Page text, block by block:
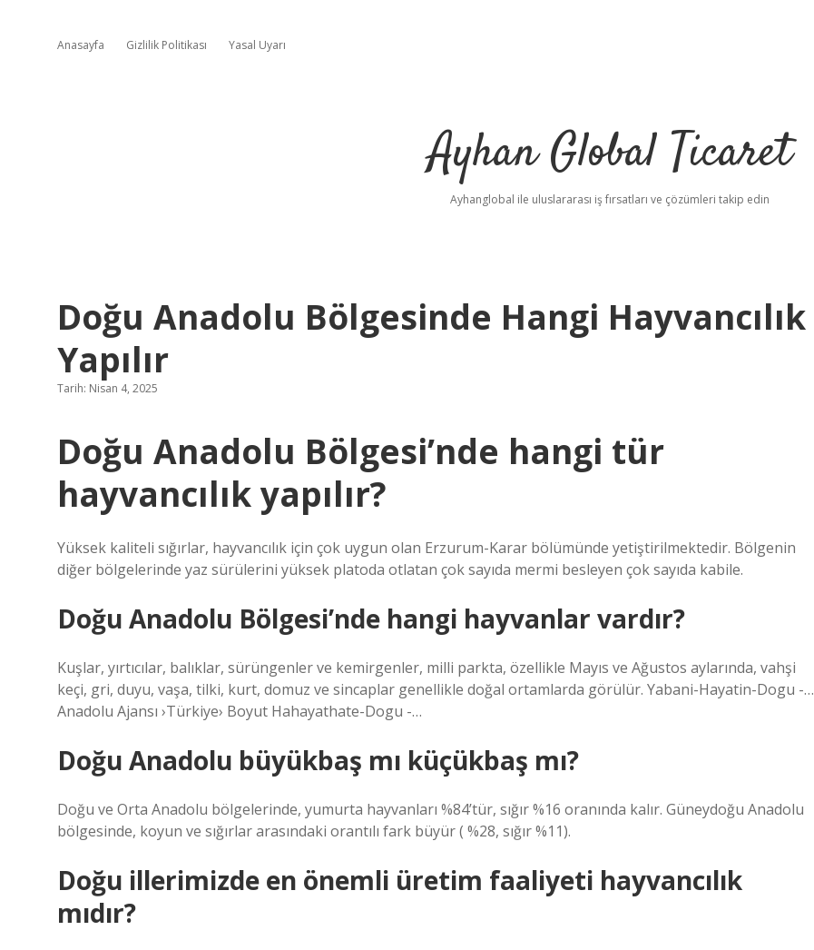
Anasayfa Gizlilik Politikası Yasal Uyarı
Ayhan Global Ticaret
Ayhanglobal ile uluslararası iş fırsatları ve çözümleri takip edin
Doğu Anadolu Bölgesinde Hangi Hayvancılık
Yapılır
Tarih: Nisan 4, 2025
Doğu Anadolu Bölgesi’nde hangi tür
hayvancılık yapılır?
Yüksek kaliteli sığırlar, hayvancılık için çok uygun olan Erzurum-Karar bölümünde yetiştirilmektedir. Bölgenin
diğer bölgelerinde yaz sürülerini yüksek platoda otlatan çok sayıda mermi besleyen çok sayıda kabile.
Doğu Anadolu Bölgesi’nde hangi hayvanlar vardır?
Kuşlar, yırtıcılar, balıklar, sürüngenler ve kemirgenler, milli parkta, özellikle Mayıs ve Ağustos aylarında, vahşi
keçi, gri, duyu, vaşa, tilki, kurt, domuz ve sincaplar genellikle doğal ortamlarda görülür. Yabani-Hayatin-Dogu -…
Anadolu Ajansı ›Türkiye› Boyut Hahayathate-Dogu -…
Doğu Anadolu büyükbaş mı küçükbaş mı?
Doğu ve Orta Anadolu bölgelerinde, yumurta hayvanları %84’tür, sığır %16 oranında kalır. Güneydoğu Anadolu
bölgesinde, koyun ve sığırlar arasındaki orantılı fark büyür ( %28, sığır %11).
Doğu illerimizde en önemli üretim faaliyeti hayvancılık
mıdır?